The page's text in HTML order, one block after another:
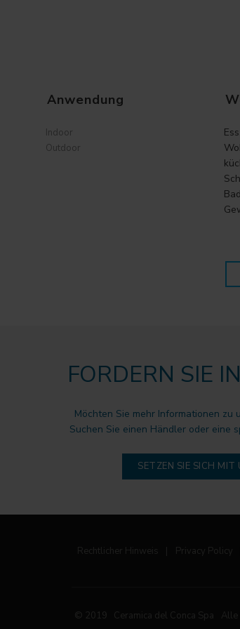
Anwendung
Indoor
Outdoor
FORDERN SIE
Möchten Sie mehr Informationen zu
Suchen Sie einen Händler oder eine
SETZEN SIE SICH MIT
Rechtlicher Hinweis Privacy Policy
© 2019 Ceramica del Conca Spa Alle